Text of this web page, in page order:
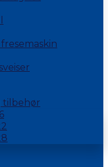
tilbehør